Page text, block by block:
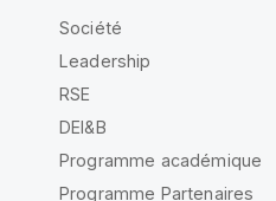
Société
Leadership
RSE
DEI&B
Programme académique
Programme Partenaires